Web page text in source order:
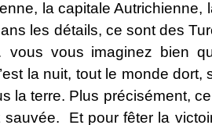
la capitale
les détails, ce sont des
vous vous imaginez bien
la nuit, tout le monde dort,
la terre. Plus précisément,
sauvée. Et pour fêter la